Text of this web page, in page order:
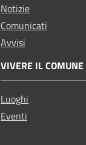
Notizie
Comunicati
Avvisi
VIVERE IL COMUNE
Luoghi
Eventi